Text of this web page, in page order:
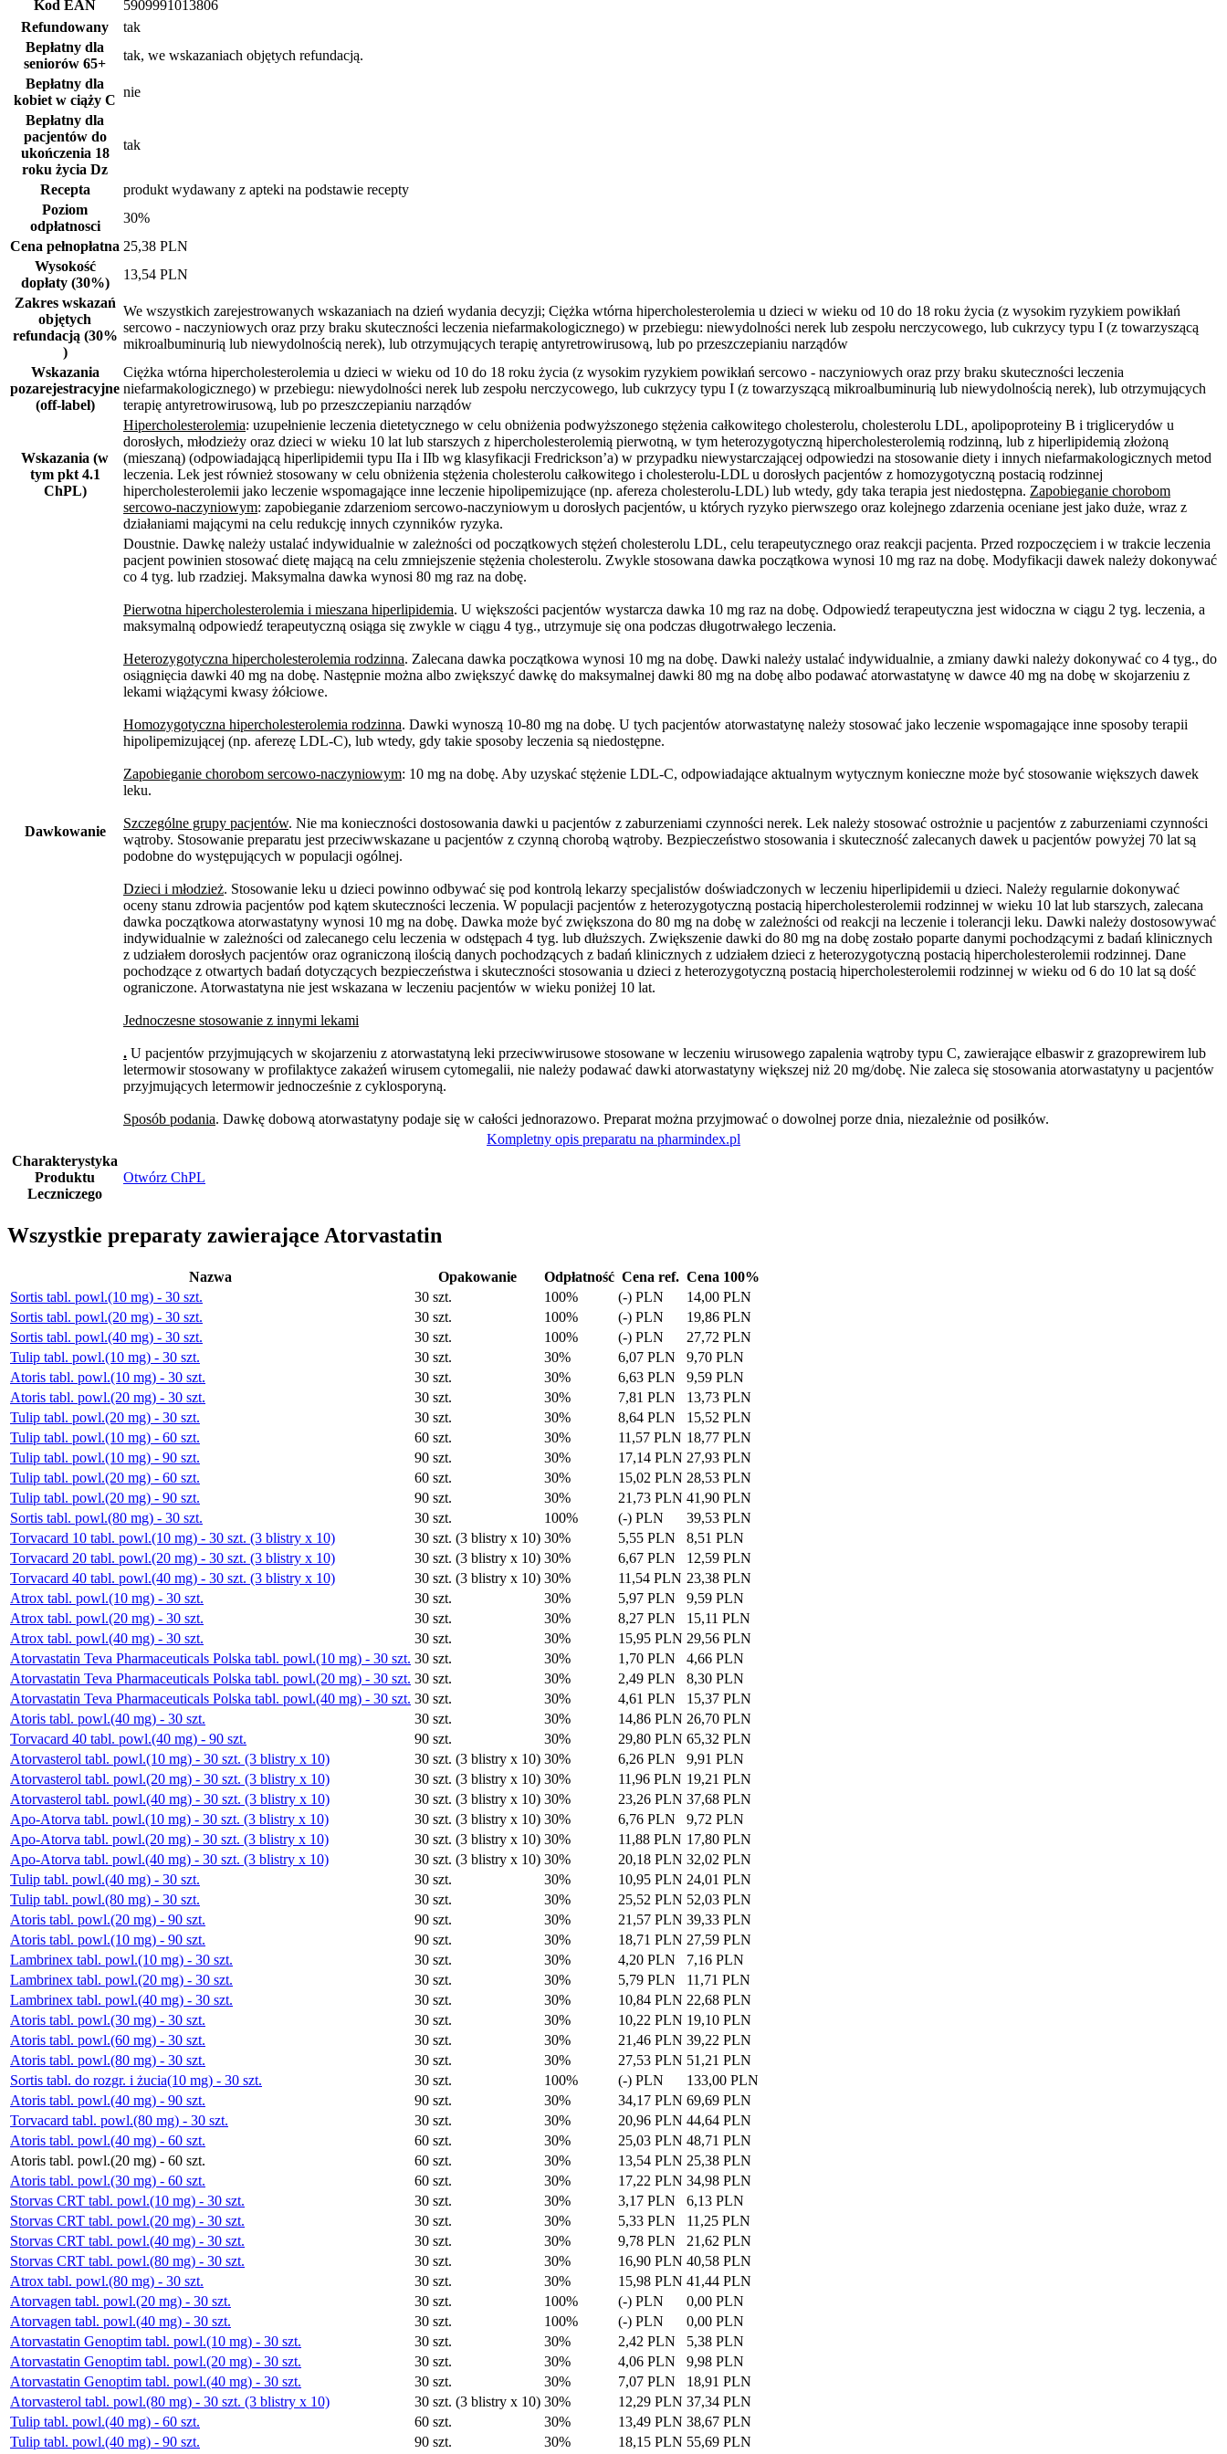
Kod EAN
5909991013806
Refundowany
tak
Bepłatny dla
seniorów 65+
tak, we wskazaniach objętych refundacją.
Bepłatny dla
kobiet w ciąży C
nie
Bepłatny dla
pacjentów do
ukończenia 18
roku życia Dz
tak
Recepta
produkt wydawany z apteki na podstawie recepty
Poziom
odpłatnosci
30%
Cena pełnopłatna 25,38 PLN
Wysokość
dopłaty (30%)
13,54 PLN
Zakres wskazań
objętych
refundacją (30%
)
We wszystkich zarejestrowanych wskazaniach na dzień wydania decyzji; Ciężka wtórna hipercholesterolemia u dzieci w wieku od 10 do 18 roku życia (z wysokim ryzykiem powikłań
sercowo - naczyniowych oraz przy braku skuteczności leczenia niefarmakologicznego) w przebiegu: niewydolności nerek lub zespołu nerczycowego, lub cukrzycy typu I (z towarzyszącą
mikroalbuminurią lub niewydolnością nerek), lub otrzymujących terapię antyretrowirusową, lub po przeszczepianiu narządów
Wskazania
pozarejestracyjne
(off-label)
Ciężka wtórna hipercholesterolemia u dzieci w wieku od 10 do 18 roku życia (z wysokim ryzykiem powikłań sercowo - naczyniowych oraz przy braku skuteczności leczenia
niefarmakologicznego) w przebiegu: niewydolności nerek lub zespołu nerczycowego, lub cukrzycy typu I (z towarzyszącą mikroalbuminurią lub niewydolnością nerek), lub otrzymujących
terapię antyretrowirusową, lub po przeszczepianiu narządów
Wskazania (w
tym pkt 4.1
ChPL)
Hipercholesterolemia: uzupełnienie leczenia dietetycznego w celu obniżenia podwyższonego stężenia całkowitego cholesterolu, cholesterolu LDL, apolipoproteiny B i triglicerydów u
dorosłych, młodzieży oraz dzieci w wieku 10 lat lub starszych z hipercholesterolemią pierwotną, w tym heterozygotyczną hipercholesterolemią rodzinną, lub z hiperlipidemią złożoną
(mieszaną) (odpowiadającą hiperlipidemii typu IIa i IIb wg klasyfikacji Fredrickson’a) w przypadku niewystarczającej odpowiedzi na stosowanie diety i innych niefarmakologicznych metod
leczenia. Lek jest również stosowany w celu obniżenia stężenia cholesterolu całkowitego i cholesterolu-LDL u dorosłych pacjentów z homozygotyczną postacią rodzinnej
hipercholesterolemii jako leczenie wspomagające inne leczenie hipolipemizujące (np. afereza cholesterolu-LDL) lub wtedy, gdy taka terapia jest niedostępna. Zapobieganie chorobom
sercowo-naczyniowym: zapobieganie zdarzeniom sercowo-naczyniowym u dorosłych pacjentów, u których ryzyko pierwszego oraz kolejnego zdarzenia oceniane jest jako duże, wraz z
działaniami mającymi na celu redukcję innych czynników ryzyka.
Dawkowanie
Doustnie. Dawkę należy ustalać indywidualnie w zależności od początkowych stężeń cholesterolu LDL, celu terapeutycznego oraz reakcji pacjenta. Przed rozpoczęciem i w trakcie leczenia
pacjent powinien stosować dietę mającą na celu zmniejszenie stężenia cholesterolu. Zwykle stosowana dawka początkowa wynosi 10 mg raz na dobę. Modyfikacji dawek należy dokonywać
co 4 tyg. lub rzadziej. Maksymalna dawka wynosi 80 mg raz na dobę.
Pierwotna hipercholesterolemia i mieszana hiperlipidemia. U większości pacjentów wystarcza dawka 10 mg raz na dobę. Odpowiedź terapeutyczna jest widoczna w ciągu 2 tyg. leczenia, a
maksymalną odpowiedź terapeutyczną osiąga się zwykle w ciągu 4 tyg., utrzymuje się ona podczas długotrwałego leczenia.
Heterozygotyczna hipercholesterolemia rodzinna. Zalecana dawka początkowa wynosi 10 mg na dobę. Dawki należy ustalać indywidualnie, a zmiany dawki należy dokonywać co 4 tyg., do
osiągnięcia dawki 40 mg na dobę. Następnie można albo zwiększyć dawkę do maksymalnej dawki 80 mg na dobę albo podawać atorwastatynę w dawce 40 mg na dobę w skojarzeniu z
lekami wiążącymi kwasy żółciowe.
Homozygotyczna hipercholesterolemia rodzinna. Dawki wynoszą 10-80 mg na dobę. U tych pacjentów atorwastatynę należy stosować jako leczenie wspomagające inne sposoby terapii
hipolipemizującej (np. aferezę LDL-C), lub wtedy, gdy takie sposoby leczenia są niedostępne.
Zapobieganie chorobom sercowo-naczyniowym: 10 mg na dobę. Aby uzyskać stężenie LDL-C, odpowiadające aktualnym wytycznym konieczne może być stosowanie większych dawek
leku.
Szczególne grupy pacjentów. Nie ma konieczności dostosowania dawki u pacjentów z zaburzeniami czynności nerek. Lek należy stosować ostrożnie u pacjentów z zaburzeniami czynności
wątroby. Stosowanie preparatu jest przeciwwskazane u pacjentów z czynną chorobą wątroby. Bezpieczeństwo stosowania i skuteczność zalecanych dawek u pacjentów powyżej 70 lat są
podobne do występujących w populacji ogólnej.
Dzieci i młodzież. Stosowanie leku u dzieci powinno odbywać się pod kontrolą lekarzy specjalistów doświadczonych w leczeniu hiperlipidemii u dzieci. Należy regularnie dokonywać
oceny stanu zdrowia pacjentów pod kątem skuteczności leczenia. W populacji pacjentów z heterozygotyczną postacią hipercholesterolemii rodzinnej w wieku 10 lat lub starszych, zalecana
dawka początkowa atorwastatyny wynosi 10 mg na dobę. Dawka może być zwiększona do 80 mg na dobę w zależności od reakcji na leczenie i tolerancji leku. Dawki należy dostosowywać
indywidualnie w zależności od zalecanego celu leczenia w odstępach 4 tyg. lub dłuższych. Zwiększenie dawki do 80 mg na dobę zostało poparte danymi pochodzącymi z badań klinicznych
z udziałem dorosłych pacjentów oraz ograniczoną ilością danych pochodzących z badań klinicznych z udziałem dzieci z heterozygotyczną postacią hipercholesterolemii rodzinnej. Dane
pochodzące z otwartych badań dotyczących bezpieczeństwa i skuteczności stosowania u dzieci z heterozygotyczną postacią hipercholesterolemii rodzinnej w wieku od 6 do 10 lat są dość
ograniczone. Atorwastatyna nie jest wskazana w leczeniu pacjentów w wieku poniżej 10 lat.
Jednoczesne stosowanie z innymi lekami
. U pacjentów przyjmujących w skojarzeniu z atorwastatyną leki przeciwwirusowe stosowane w leczeniu wirusowego zapalenia wątroby typu C, zawierające elbaswir z grazoprewirem lub
letermowir stosowany w profilaktyce zakażeń wirusem cytomegalii, nie należy podawać dawki atorwastatyny większej niż 20 mg/dobę. Nie zaleca się stosowania atorwastatyny u pacjentów
przyjmujących letermowir jednocześnie z cyklosporyną.
Sposób podania. Dawkę dobową atorwastatyny podaje się w całości jednorazowo. Preparat można przyjmować o dowolnej porze dnia, niezależnie od posiłków.
Kompletny opis preparatu na pharmindex.pl
Charakterystyka
Produktu
Leczniczego
Otwórz ChPL
Wszystkie preparaty zawierające Atorvastatin
Nazwa Opakowanie Odpłatność Cena ref. Cena 100%
Sortis tabl. powl.(10 mg) - 30 szt.
30 szt. 100% (-) PLN
14,00 PLN
Sortis tabl. powl.(20 mg) - 30 szt.
30 szt. 100% (-) PLN
19,86 PLN
Sortis tabl. powl.(40 mg) - 30 szt.
30 szt. 100% (-) PLN
27,72 PLN
Tulip tabl. powl.(10 mg) - 30 szt.
30 szt. 30% 6,07 PLN
9,70 PLN
Atoris tabl. powl.(10 mg) - 30 szt.
30 szt. 30% 6,63 PLN
9,59 PLN
Atoris tabl. powl.(20 mg) - 30 szt.
30 szt. 30% 7,81 PLN
13,73 PLN
Tulip tabl. powl.(20 mg) - 30 szt.
30 szt. 30% 8,64 PLN
15,52 PLN
Tulip tabl. powl.(10 mg) - 60 szt.
60 szt. 30% 11,57 PLN 18,77 PLN
Tulip tabl. powl.(10 mg) - 90 szt.
90 szt. 30% 17,14 PLN 27,93 PLN
Tulip tabl. powl.(20 mg) - 60 szt.
60 szt. 30% 15,02 PLN 28,53 PLN
Tulip tabl. powl.(20 mg) - 90 szt.
90 szt. 30% 21,73 PLN 41,90 PLN
Sortis tabl. powl.(80 mg) - 30 szt.
30 szt. 100% (-) PLN
39,53 PLN
Torvacard 10 tabl. powl.(10 mg) - 30 szt. (3 blistry x 10)
30 szt. (3 blistry x 10) 30% 5,55 PLN
8,51 PLN
Torvacard 20 tabl. powl.(20 mg) - 30 szt. (3 blistry x 10)
30 szt. (3 blistry x 10) 30% 6,67 PLN
12,59 PLN
Torvacard 40 tabl. powl.(40 mg) - 30 szt. (3 blistry x 10)
30 szt. (3 blistry x 10) 30% 11,54 PLN 23,38 PLN
Atrox tabl. powl.(10 mg) - 30 szt.
30 szt. 30% 5,97 PLN
9,59 PLN
Atrox tabl. powl.(20 mg) - 30 szt.
30 szt. 30% 8,27 PLN
15,11 PLN
Atrox tabl. powl.(40 mg) - 30 szt.
30 szt. 30% 15,95 PLN 29,56 PLN
Atorvastatin Teva Pharmaceuticals Polska tabl. powl.(10 mg) - 30 szt. 30 szt. 30% 1,70 PLN
4,66 PLN
Atorvastatin Teva Pharmaceuticals Polska tabl. powl.(20 mg) - 30 szt. 30 szt. 30% 2,49 PLN
8,30 PLN
Atorvastatin Teva Pharmaceuticals Polska tabl. powl.(40 mg) - 30 szt. 30 szt. 30% 4,61 PLN
15,37 PLN
Atoris tabl. powl.(40 mg) - 30 szt.
30 szt. 30% 14,86 PLN 26,70 PLN
Torvacard 40 tabl. powl.(40 mg) - 90 szt.
90 szt. 30% 29,80 PLN 65,32 PLN
Atorvasterol tabl. powl.(10 mg) - 30 szt. (3 blistry x 10)
30 szt. (3 blistry x 10) 30% 6,26 PLN
9,91 PLN
Atorvasterol tabl. powl.(20 mg) - 30 szt. (3 blistry x 10)
30 szt. (3 blistry x 10) 30% 11,96 PLN 19,21 PLN
Atorvasterol tabl. powl.(40 mg) - 30 szt. (3 blistry x 10)
30 szt. (3 blistry x 10) 30% 23,26 PLN 37,68 PLN
Apo-Atorva tabl. powl.(10 mg) - 30 szt. (3 blistry x 10)
30 szt. (3 blistry x 10) 30% 6,76 PLN
9,72 PLN
Apo-Atorva tabl. powl.(20 mg) - 30 szt. (3 blistry x 10)
30 szt. (3 blistry x 10) 30% 11,88 PLN 17,80 PLN
Apo-Atorva tabl. powl.(40 mg) - 30 szt. (3 blistry x 10)
30 szt. (3 blistry x 10) 30% 20,18 PLN 32,02 PLN
Tulip tabl. powl.(40 mg) - 30 szt.
30 szt. 30% 10,95 PLN 24,01 PLN
Tulip tabl. powl.(80 mg) - 30 szt.
30 szt. 30% 25,52 PLN 52,03 PLN
Atoris tabl. powl.(20 mg) - 90 szt.
90 szt. 30% 21,57 PLN 39,33 PLN
Atoris tabl. powl.(10 mg) - 90 szt.
90 szt. 30% 18,71 PLN 27,59 PLN
Lambrinex tabl. powl.(10 mg) - 30 szt.
30 szt. 30% 4,20 PLN
7,16 PLN
Lambrinex tabl. powl.(20 mg) - 30 szt.
30 szt. 30% 5,79 PLN
11,71 PLN
Lambrinex tabl. powl.(40 mg) - 30 szt.
30 szt. 30% 10,84 PLN 22,68 PLN
Atoris tabl. powl.(30 mg) - 30 szt.
30 szt. 30% 10,22 PLN 19,10 PLN
Atoris tabl. powl.(60 mg) - 30 szt.
30 szt. 30% 21,46 PLN 39,22 PLN
Atoris tabl. powl.(80 mg) - 30 szt.
30 szt. 30% 27,53 PLN 51,21 PLN
Sortis tabl. do rozgr. i żucia(10 mg) - 30 szt.
30 szt. 100% (-) PLN
133,00 PLN
Atoris tabl. powl.(40 mg) - 90 szt.
90 szt. 30% 34,17 PLN 69,69 PLN
Torvacard tabl. powl.(80 mg) - 30 szt.
30 szt. 30% 20,96 PLN 44,64 PLN
Atoris tabl. powl.(40 mg) - 60 szt.
60 szt. 30% 25,03 PLN 48,71 PLN
Atoris tabl. powl.(20 mg) - 60 szt.
60 szt. 30% 13,54 PLN 25,38 PLN
Atoris tabl. powl.(30 mg) - 60 szt.
60 szt. 30% 17,22 PLN 34,98 PLN
Storvas CRT tabl. powl.(10 mg) - 30 szt.
30 szt. 30% 3,17 PLN
6,13 PLN
Storvas CRT tabl. powl.(20 mg) - 30 szt.
30 szt. 30% 5,33 PLN
11,25 PLN
Storvas CRT tabl. powl.(40 mg) - 30 szt.
30 szt. 30% 9,78 PLN
21,62 PLN
Storvas CRT tabl. powl.(80 mg) - 30 szt.
30 szt. 30% 16,90 PLN 40,58 PLN
Atrox tabl. powl.(80 mg) - 30 szt.
30 szt. 30% 15,98 PLN 41,44 PLN
Atorvagen tabl. powl.(20 mg) - 30 szt.
30 szt. 100% (-) PLN
0,00 PLN
Atorvagen tabl. powl.(40 mg) - 30 szt.
30 szt. 100% (-) PLN
0,00 PLN
Atorvastatin Genoptim tabl. powl.(10 mg) - 30 szt.
30 szt. 30% 2,42 PLN
5,38 PLN
Atorvastatin Genoptim tabl. powl.(20 mg) - 30 szt.
30 szt. 30% 4,06 PLN
9,98 PLN
Atorvastatin Genoptim tabl. powl.(40 mg) - 30 szt.
30 szt. 30% 7,07 PLN
18,91 PLN
Atorvasterol tabl. powl.(80 mg) - 30 szt. (3 blistry x 10)
30 szt. (3 blistry x 10) 30% 12,29 PLN 37,34 PLN
Tulip tabl. powl.(40 mg) - 60 szt.
60 szt. 30% 13,49 PLN 38,67 PLN
Tulip tabl. powl.(40 mg) - 90 szt.
90 szt. 30% 18,15 PLN 55,69 PLN